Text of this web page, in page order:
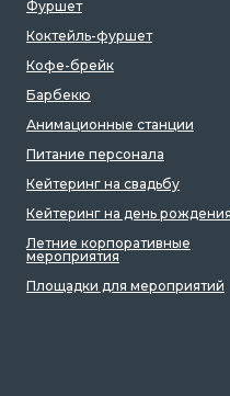
Фуршет
Коктейль-фуршет
Кофе-брейк
Барбекю
Анимационные станции
Питание персонала
Кейтеринг на свадьбу
Кейтеринг на день рождения
Летние корпоративные
мероприятия
Площадки для мероприятий